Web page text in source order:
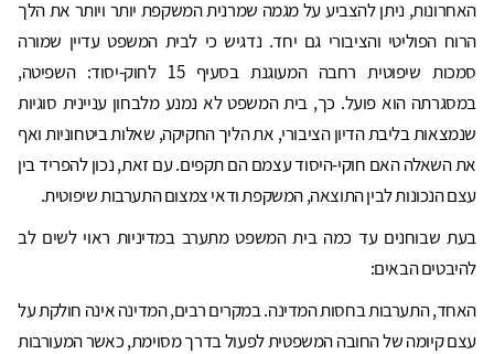
האחרונות, ניתן להצביע על מגמה שמרנית המשקפת יותר ויותר את הלך
הרוח הפוליטי והציבורי גם יחד. נדגיש כי לבית המשפט עדיין שמורה
סמכות שיפוטית רחבה המעוגנת בסעיף 15 לחוק-יסוד: השפיטה,
במסגרתה הוא פועל. כך, בית המשפט לא נמנע מלבחון עניינית סוגיות
שנמצאות בליבת הדיון הציבורי, את הליך החקיקה, שאלות ביטחוניות ואף
את השאלה האם חוקי-היסוד עצמם הם תקפים. עם זאת, נכון להפריד בין
עצם הנכונות לבין התוצאה, המשקפת ודאי צמצום התערבות שיפוטית.
בעת שבוחנים עד כמה בית המשפט מתערב במדיניות ראוי לשים לב
להיבטים הבאים:
האחד, התערבות בחסות המדינה. במקרים רבים, המדינה אינה חולקת על
עצם קיומה של החובה המשפטית לפעול בדרך מסוימת, כאשר המעורבות